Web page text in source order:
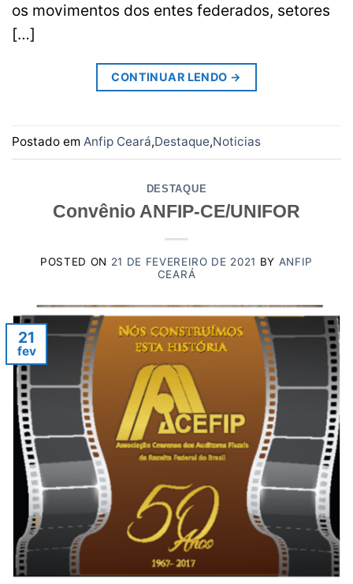
os movimentos dos entes federados, setores
[…]
CONTINUAR LENDO →
Postado em Anfip Ceará,Destaque,Noticias
DESTAQUE
Convênio ANFIP-CE/UNIFOR
POSTED ON 21 DE FEVEREIRO DE 2021 BY ANFIP
CEARÁ
21
fev